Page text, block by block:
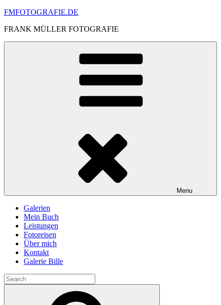
Skip
content
FMFOTOGRAFIE.DE
FRANK MÜLLER FOTOGRAFIE
Menu
Galerien
Mein Buch
Leistungen
Fotoreisen
Über mich
Kontakt
Galerie Bille
Search
for: